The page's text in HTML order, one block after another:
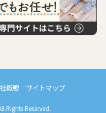
概要 サイトマップ
Rights Reserved.